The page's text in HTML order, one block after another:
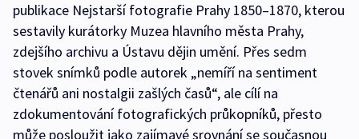
publikace Nejstarší fotografie Prahy 1850–1870, kterou
sestavily kurátorky Muzea hlavního města Prahy,
zdejšího archivu a Ústavu dějin umění. Přes sedm
stovek snímků podle autorek „nemíří na sentiment
čtenářů ani nostalgii zašlých časů“, ale cílí na
zdokumentování fotografických průkopníků, přesto
může posloužit jako zajímavé srovnání se současnou